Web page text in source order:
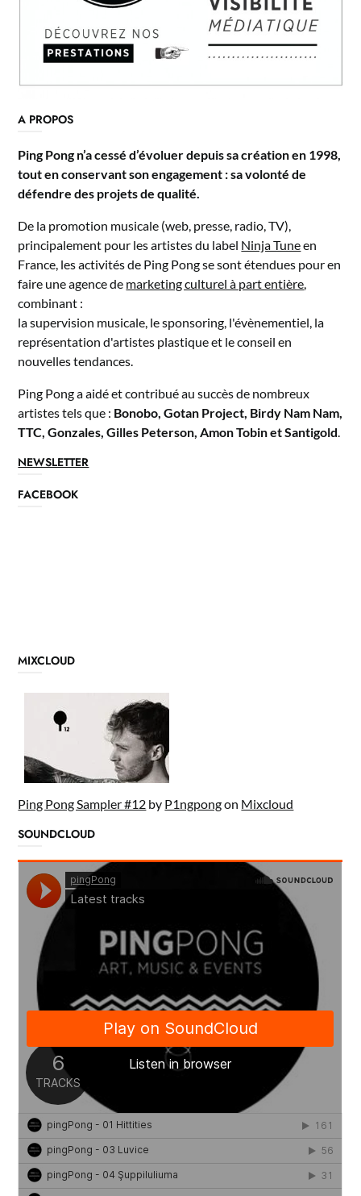
A PROPOS
Ping Pong n’a cessé d’évoluer depuis sa création en 1998,
tout en conservant son engagement : sa volonté de
défendre des projets de qualité.
De la promotion musicale (web, presse, radio, TV),
principalement pour les artistes du label Ninja Tuneen
France, les activités de Ping Pong se sont étendues pour en
faire une agence de marketing culturel à part entière
combinant :
la supervision musicale, le sponsoring, l'évènementiel, la
représentation d'artistes plastique et le conseil en
nouvelles tendances.
Ping Pong a aidé et contribué au succès de nombreux
artistes tels que : Bonobo, Gotan Project, Birdy Nam Nam,
TTC, Gonzales, Gilles Peterson, Amon Tobin et Santigold
NEWSLETTER
FACEBOOK
MIXCLOUD
Ping Pong Sampler #12 by P1ngpongon Mixcloud
SOUNDCLOUD